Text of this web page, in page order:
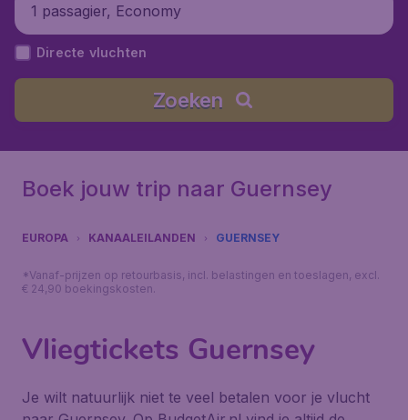
1 passagier, Economy
Directe vluchten
Zoeken
Boek jouw trip naar Guernsey
EUROPA KANAALEILANDEN GUERNSEY
*Vanaf-prijzen op retourbasis, incl. belastingen en toeslagen, excl.
€ 24,90 boekingskosten.
Vliegtickets Guernsey
Je wilt natuurlijk niet te veel betalen voor je vlucht